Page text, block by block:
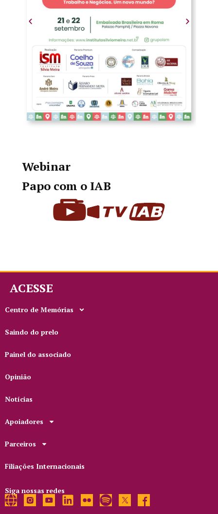
Webinar
Papo com o IAB
ACESSE
Centro de Memórias
Saindo do prelo
Painel do associado
Opinião
Notícias
Apoiadores
Parceiros
Filiações Internacionais
Siga nossas redes